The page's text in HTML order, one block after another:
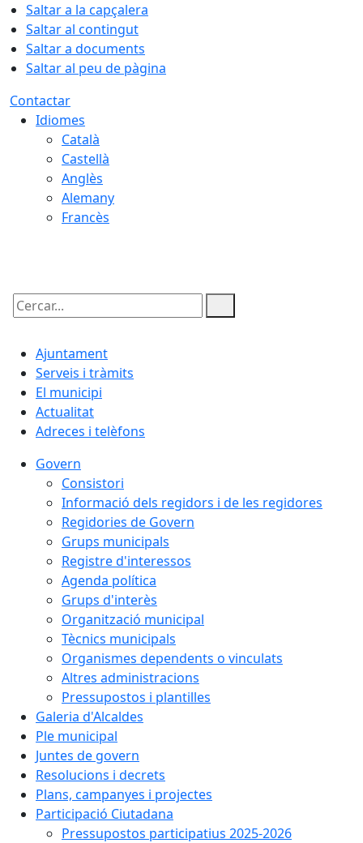
Saltar a la capçalera
Saltar al contingut
Saltar a documents
Saltar al peu de pàgina
Contactar
Idiomes
Català
Castellà
Anglès
Alemany
Francès
Cercar:
Ajuntament
Serveis i tràmits
El municipi
Actualitat
Adreces i telèfons
Govern
Consistori
Informació dels regidors i de les regidores
Regidories de Govern
Grups municipals
Registre d'interessos
Agenda política
Grups d'interès
Organització municipal
Tècnics municipals
Organismes dependents o vinculats
Altres administracions
Pressupostos i plantilles
Galeria d'Alcaldes
Ple municipal
Juntes de govern
Resolucions i decrets
Plans, campanyes i projectes
Participació Ciutadana
Pressupostos participatius 2025-2026